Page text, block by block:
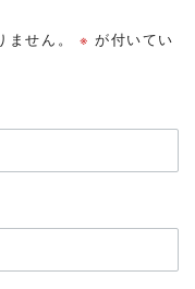
せん。 ※ が付いてい